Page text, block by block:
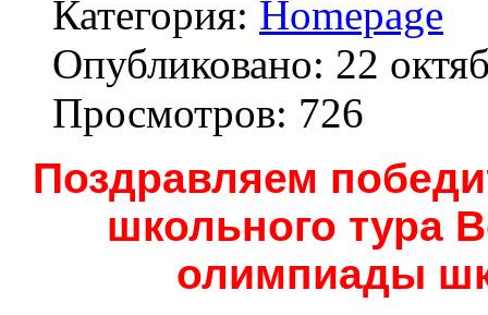
Категория: Homepage
Опубликовано: 22
Просмотров: 726
Поздравляем
школьного тура
олимпиады